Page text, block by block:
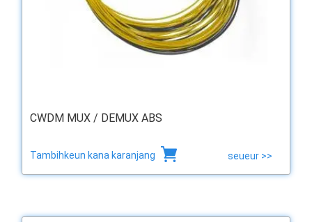
CWDM MUX / DEMUX ABS
Tambihkeun kana karanjang seueur >>